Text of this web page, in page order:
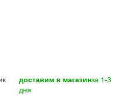
доставим в магазинза 1-3
дня